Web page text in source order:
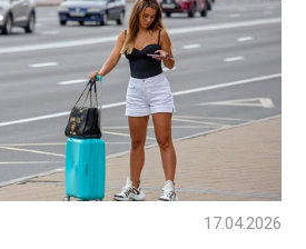
17.04.2026